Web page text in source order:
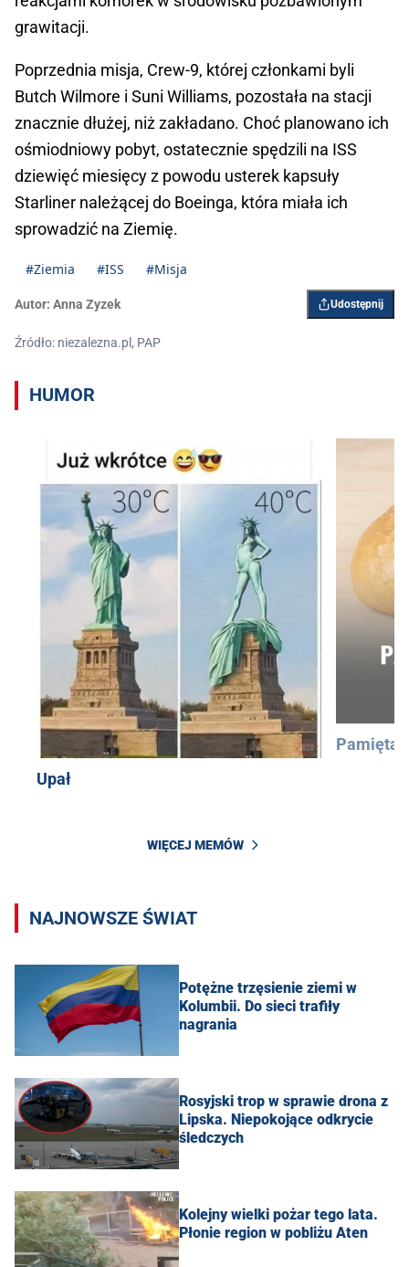
grawitacji.
Poprzednia misja, Crew-9, której członkami byli
Butch Wilmore i Suni Williams, pozostała na stacji
znacznie dłużej, niż zakładano. Choć planowano ich
ośmiodniowy pobyt, ostatecznie spędzili na ISS
dziewięć miesięcy z powodu usterek kapsuły
Starliner należącej do Boeinga, która miała ich
sprowadzić na Ziemię.
#Ziemia #ISS #Misja
Autor: Anna Zyzek Udostępnij
Źródło: niezalezna.pl, PAP
HUMOR
Upał
WIĘCEJ MEMÓW
NAJNOWSZE ŚWIAT
Potężne trzęsienie ziemi w
Kolumbii. Do sieci trafiły
nagrania
Rosyjski trop w sprawie drona z
Lipska. Niepokojące odkrycie
śledczych
Kolejny wielki pożar tego lata.
Płonie region w pobliżu Aten